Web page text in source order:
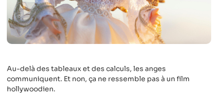
Au-delà des tableaux et des calculs, les anges
communiquent. Et non, ça ne ressemble pas à un film
hollywoodien.